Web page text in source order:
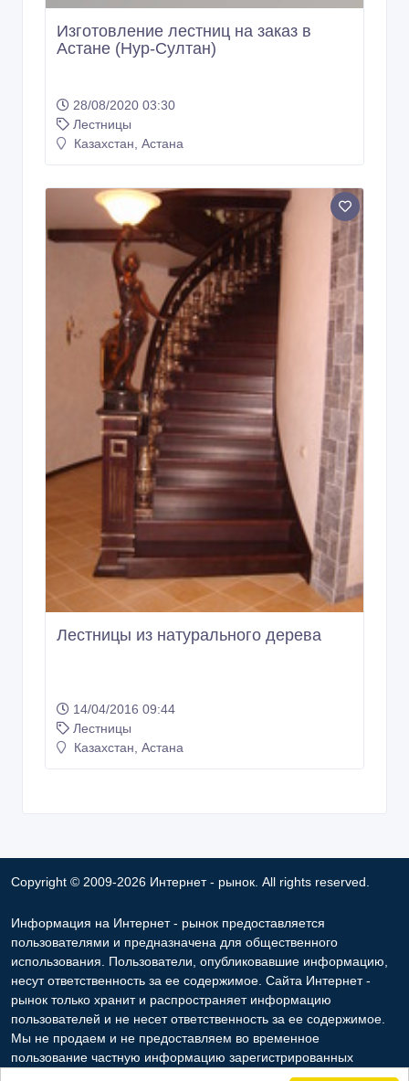
Изготовление лестниц на заказ в
Астане (Нур-Султан)
28/08/2020 03:30
Лестницы
Казахстан, Астана
Лестницы из натурального дерева
14/04/2016 09:44
Лестницы
Казахстан, Астана
Copyright © 2009-2026 Интернет - рынок. All rights reserved.
Информация на Интернет - рынок предоставляется
пользователями и предназначена для общественного
использования. Пользователи, опубликовавшие информацию,
несут ответственность за ее содержимое. Сайта Интернет -
рынок только хранит и распространяет информацию
пользователей и не несет ответственность за ее содержимое.
Мы не продаем и не предоставляем во временное
пользование частную информацию зарегистрированных
пользователей Интернет - рынок третьим лицам. Но мы можем